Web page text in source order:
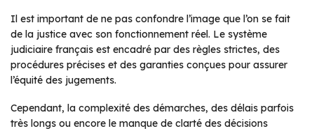
Il est important de ne pas confondre l’image que l’on se fait
de la justice avec son fonctionnement réel. Le système
judiciaire français est encadré par des règles strictes, des
procédures précises et des garanties conçues pour assurer
l’équité des jugements.
Cependant, la complexité des démarches, des délais parfois
très longs ou encore le manque de clarté des décisions